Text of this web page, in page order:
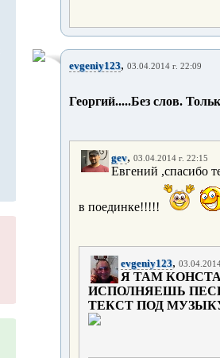
evgeniy123, 03.04.2014 г. 22:09
Георгий.....Без слов.
gev, 03.04.2014 г. 22:15
Евгений ,спасибо
в поединке!!!!!
evgeniy123,
Я ТАМ
ИСПОЛНЯЕШЬ
ТЕКСТ ПОД